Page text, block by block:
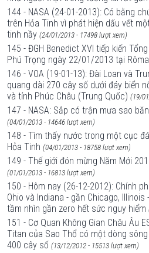
144 - NASA (24-01-2013): Có bằng
trên Hỏa Tinh vì phát hiện dấu vết
tinh nầy (24/01/2013 - 17498 lượt xem)
145 - ĐGH Benedict XVI tiếp kiến
Phú Trọng ngày 22/01/2013 tại Rôma
146 - VOA (19-01-13): Đài Loan và
quang dài 270 cây số dưới đáy biển
và tỉnh Phúc Châu (Trung Quốc) (19/
147 - NASA: Sắp có trận mưa sao
(04/01/2013 - 14646 lượt xem)
148 - Tìm thấy nước trong một cục
Hỏa Tinh (04/01/2013 - 18758 lượt xem)
149 - Thế giới đón mừng Năm Mới
(01/01/2013 - 16813 lượt xem)
150 - Hôm nay (26-12-2012): Chính
Ohio và Indiana - gần Chicago,
tầm nhìn gần zero hết sức nguy hiểm
151 - Cơ Quan Không Gian Châu Âu
Titan của Sao Thổ có một dòng
400 cây số (13/12/2012 - 15513 lượt xem)